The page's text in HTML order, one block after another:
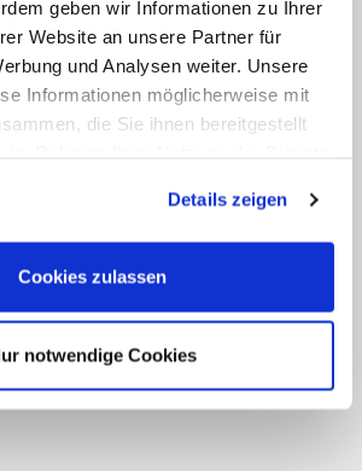
geben wir Informationen zu Ihrer
Website an unsere Partner für
und Analysen weiter. Unsere
Informationen möglicherweise mit
die Sie ihnen bereitgestellt
Details zeigen
Cookies zulassen
notwendige Cookies